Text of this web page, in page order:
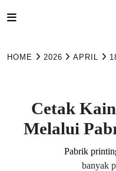
HOME 2026 APRIL
Cetak
Melalui
Pabrik
banyak